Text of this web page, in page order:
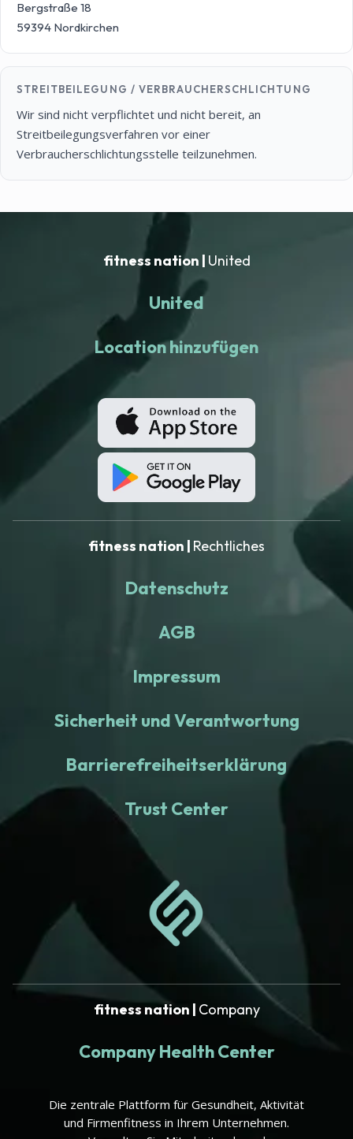
Bergstraße 18
59394 Nordkirchen
STREITBEILEGUNG / VERBRAUCHERSCHLICHTUNG
Wir sind nicht verpflichtet und nicht bereit, an
Streitbeilegungsverfahren vor einer
Verbraucherschlichtungsstelle teilzunehmen.
fitness nation | United
United
Location hinzufügen
fitness nation | Rechtliches
Datenschutz
AGB
Impressum
Sicherheit und Verantwortung
Barrierefreiheitserklärung
Trust Center
fitness nation | Company
Company Health Center
Die zentrale Plattform für Gesundheit, Aktivität
und Firmenfitness in Ihrem Unternehmen.